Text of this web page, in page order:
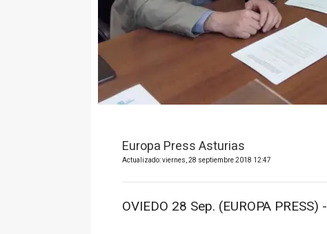
Europa Press Asturias
Actualizado: viernes, 28 septiembre 2018 12:47
OVIEDO 28 Sep. (EUROPA PRESS) -